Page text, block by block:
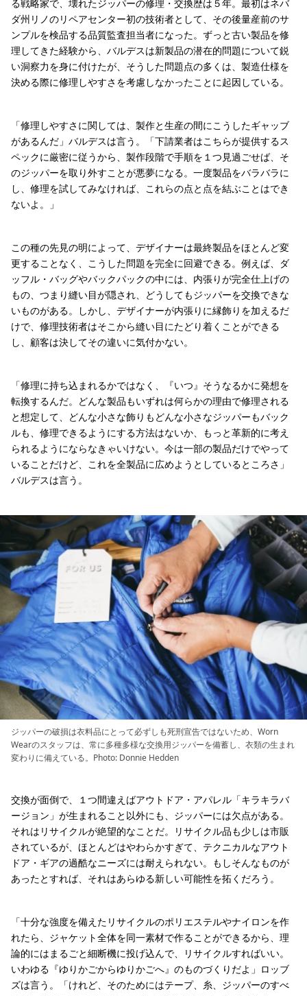
る戦略家で、壊れたジッパーの修理・交換歴は５年。最初はネバ
ダ州リノのリペアセンター初の技術者として、その後量産前のサ
ンプルを検品する品質監査担当者になった。ずっと古い製品を修
理してきた経験から、バルデスは新製品の潜在的問題について鋭
い洞察力を身に付けたが、そうした問題点の多くは、製造仕様を
決める際に修理しやすさを考慮しなかったことに起因している。
「修理しやすさに関しては、製作と生産の間にこうしたギャッブ
があるんだ」バルデスは言う。「下請業者はこちらが提供するス
ペックに厳密に従うから、製作段階で手順を１つ見過ごせば、そ
のジッパーを取り外すことが悪夢になる。一度製品をバラバラに
し、修理を試してみなければ、これらの点と点を結ぶことはでき
ないよ。」
この種の先見の明によって、デザイナーは最終製品をほとんど変
更することなく、こうした問題を完全に回避できる。例えば、ダ
ッフル・バッグやバックパックの中には、内張りが完全仕上げの
もの、つまり縫い目が隠され、どうしてもジッパーを交換できな
いものがある。しかし、デザイナーが内張りに縁飾りを加えるだ
けで、修理技術者はそこから縫い目にたどり着くことができる
し、顧客は決してその違いに気付かない。
「修理に持ち込まれるかではなく、『いつ』そうなるかに発想を
転換するんだ。どんな製品もいずれは何らかの理由で修理される
と想定して、どんな小さな飾りもどんな小さなジッパーもバック
ルも、修理できるようにする方法はないか、もっと革新的に考え
られるようにならなきゃいけない。今は一部の製品だけでやって
いることだけど、これを全製品に広めようとしているところさ」
バルデスは言う。
ジッパーの破損は衣料品にとって必ずしも死刑宣告ではないため、Worn
Wearのスタッフは、常に多種多様な交換用ジッパーを備蓄し、衣類の生まれ
変わりに備えている。Photo: Donnie Hedden
交換が面倒で、１つ間違えばアウトドア・アパレル「キラキラバ
ージョン」が生まれること以外にも、ジッパーには欠点がある。
それはリサイクルが絶望的なことだ。リサイクル品も少しは市販
されているが、ほとんどはやわらかすぎて、テクニカルなアウト
ドア・ギアの過酷なニーズには耐えられない。もしそんなものが
あったとすれば、それはあらゆる新しい可能性を拓くだろう。
「十分な強度を備えたリサイクルのポリエステルやナイロンを作
れたら、ジャケット全体を同一素材で作ることができるから、理
論的にはまるごと細断機に投げ込んで、リサイクルすればいい。
いわゆる『ゆりかごからゆりかごへ』のものづくりだよ」ロッブ
ズは言う。「けれど、そのためにはテープ、糸、ジッパーのすべ